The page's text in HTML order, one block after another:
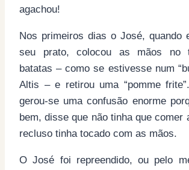
agachou!
Nos primeiros dias o José, quando
seu prato, colocou as mãos no
batatas – como se estivesse num
Altis – e retirou uma “pomme
gerou-se uma confusão enorme
bem, disse que não tinha que comer
recluso tinha tocado com as mãos.
O José foi repreendido, ou pelo